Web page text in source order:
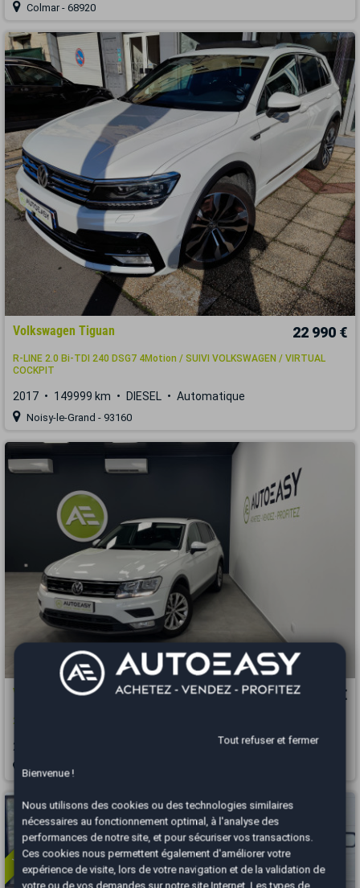
Colmar - 68920
Volkswagen Tiguan 22 990 €
R-LINE 2.0 Bi-TDI 240 DSG7 4Motion / SUIVI VOLKSWAGEN / VIRTUAL
COCKPIT
2017 149999 km DIESEL Automatique
Noisy-le-Grand - 93160
Volkswagen Tiguan 15 490 €
2.0 TDI 115 ch BMT CONFORTLINE
2016 Manuelle
Montélimar - 26740
Vous arrivez trop tard
Tout refuser et fermer
Bienvenue !
Nous utilisons des cookies ou des technologies similaires
nécessaires au fonctionnement optimal, à l'analyse des
performances de notre site, et pour sécuriser vos transactions.
Ces cookies nous permettent également d'améliorer votre
expérience de visite, lors de votre navigation et de la validation de
votre ou de vos demandes sur notre site Internet. Les types de